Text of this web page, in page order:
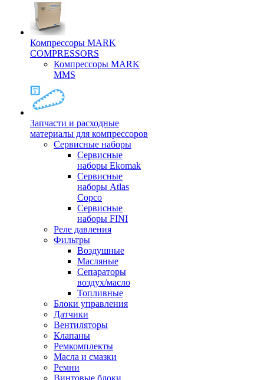
Компрессоры MARK
COMPRESSORS
Компрессоры MARK
MMS
Запчасти и расходные
материалы для компрессоров
Cервисные наборы
Сервисные
наборы Ekomak
Cервисные
наборы Atlas
Copco
Сервисные
наборы FINI
Реле давления
Фильтры
Воздушные
Масляные
Сепараторы
воздух/масло
Топливные
Блоки управления
Датчики
Вентиляторы
Клапаны
Ремкомплекты
Масла и смазки
Ремни
Винтовые блоки